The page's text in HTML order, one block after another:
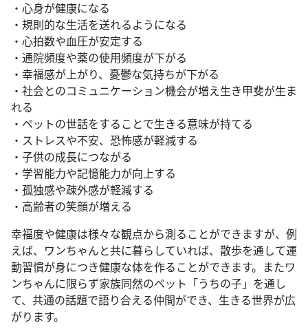
・心身が健康になる
・規則的な生活を送れるようになる
・心拍数や血圧が安定する
・通院頻度や薬の使用頻度が下がる
・幸福感が上がり、憂鬱な気持ちが下がる
・社会とのコミュニケーション機会が増え生き甲斐が生ま
れる
・ペットの世話をすることで生きる意味が持てる
・ストレスや不安、恐怖感が軽減する
・子供の成長につながる
・学習能力や記憶能力が向上する
・孤独感や疎外感が軽減する
・高齢者の笑顔が増える
幸福度や健康は様々な観点から測ることができますが、例
えば、ワンちゃんと共に暮らしていれば、散歩を通して運
動習慣が身につき健康な体を作ることができます。またワ
ンちゃんに限らず家族同然のペット「うちの子」を通し
て、共通の話題で語り合える仲間ができ、生きる世界が広
がります。